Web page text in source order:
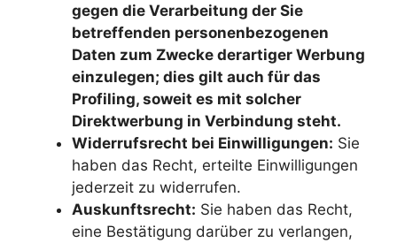
gegen die Verarbeitung der Sie
betreffenden personenbezogenen
Daten zum Zwecke derartiger Werbung
einzulegen; dies gilt auch für das
Profiling, soweit es mit solcher
Direktwerbung in Verbindung steht.
Widerrufsrecht bei Einwilligungen: Sie
haben das Recht, erteilte Einwilligungen
jederzeit zu widerrufen.
Auskunftsrecht: Sie haben das Recht,
eine Bestätigung darüber zu verlangen,